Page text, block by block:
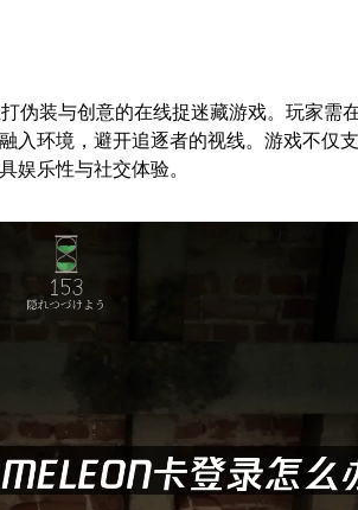
伪装与创意的在线捉迷藏游戏。玩家需
入环境，避开追逐者的视线。游戏不仅
娱乐性与社交体验。